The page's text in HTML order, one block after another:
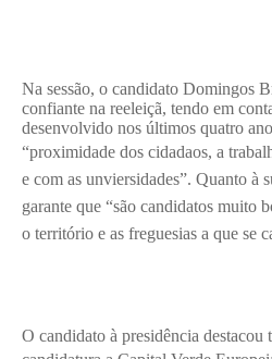
Na sessão, o candidato Domingos
confiante na reeleiçã, tendo em
desenvolvido nos últimos quatro
“proximidade dos cidadaos, a
e com as unviersidades”. Quanto à
garante que “são candidatos muito
o território e as freguesias a que se
O candidato à presidência destacou